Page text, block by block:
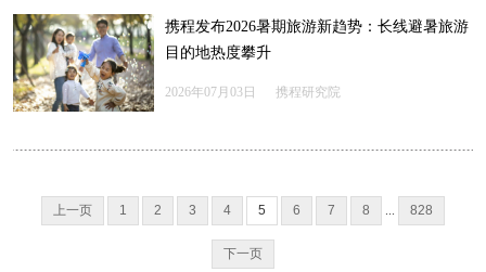
携程发布2026暑期旅游新趋势：长线避暑旅游
目的地热度攀升
2026年07月03日 携程研究院
上一页 1 2 3 4 5 6 7 8 ... 828
下一页